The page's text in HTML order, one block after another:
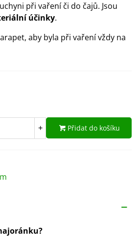
při vaření či do čajů. Jsou
účinky.
aby byla při vaření vždy na
+ Přidat do košíku